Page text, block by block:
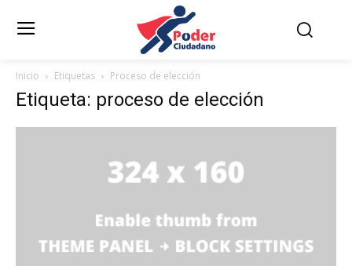
Inicio Etiquetas Proceso de elección
Etiqueta: proceso de elección